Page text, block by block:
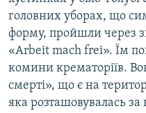
головних уборах, що
форму, пройшли через
«Arbeit mach frei». Їм
комини крематоріїв.
смерті», що є на
яка розташовувалась